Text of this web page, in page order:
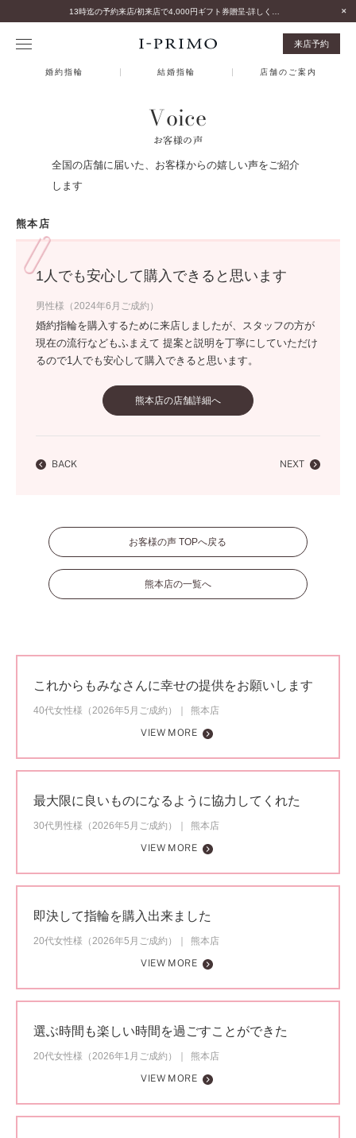
来店予約
婚約指輪 結婚指輪 店舗のご案内
Voice
お客様の声
全国の店舗に届いた、お客様からの嬉しい声をご紹介
します
熊本店
1人でも安心して購入できると思います
男性様（2024年6月ご成約）
婚約指輪を購入するために来店しましたが、スタッフの方が
現在の流行などもふまえて 提案と説明を丁寧にしていただけ
るので1人でも安心して購入できると思います。
熊本店の店舗詳細へ
BACK NEXT
お客様の声 TOPへ戻る
熊本店の一覧へ
これからもみなさんに幸せの提供をお願いします
40代女性様（2026年5月ご成約）
熊本店
VIEW MORE
最大限に良いものになるように協力してくれた
30代男性様（2026年5月ご成約）
熊本店
VIEW MORE
即決して指輪を購入出来ました
20代女性様（2026年5月ご成約）
熊本店
VIEW MORE
選ぶ時間も楽しい時間を過ごすことができた
20代女性様（2026年1月ご成約）
熊本店
VIEW MORE